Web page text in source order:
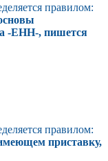
правилом:
-ЕНН-, пишется
правилом:
приставку,